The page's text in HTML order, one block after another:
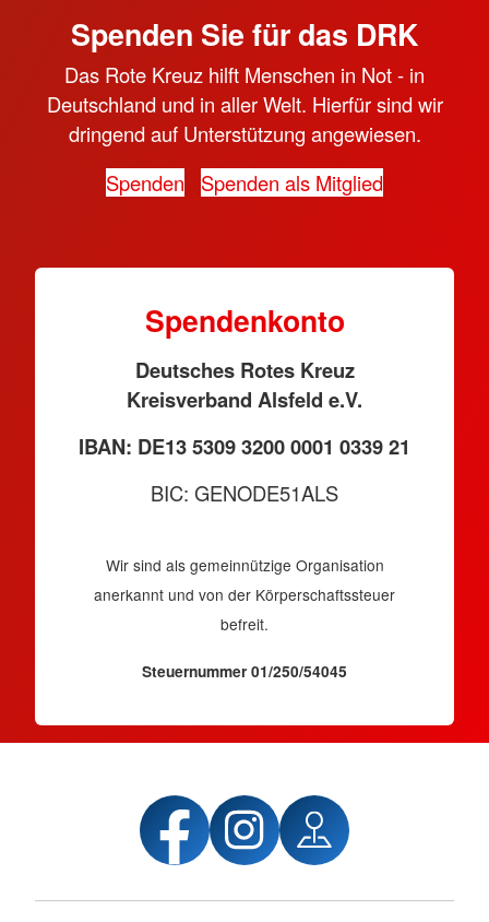
Spenden Sie für das DRK
Das Rote Kreuz hilft Menschen in Not - in
Deutschland und in aller Welt. Hierfür sind wir
dringend auf Unterstützung angewiesen.
Spenden
Spenden als Mitglied
Spendenkonto
Deutsches Rotes Kreuz
Kreisverband Alsfeld e.V.
IBAN: DE13 5309 3200 0001 0339 21
BIC: GENODE51ALS
Wir sind als gemeinnützige Organisation
anerkannt und von der Körperschaftssteuer
befreit.
Steuernummer 01/250/54045